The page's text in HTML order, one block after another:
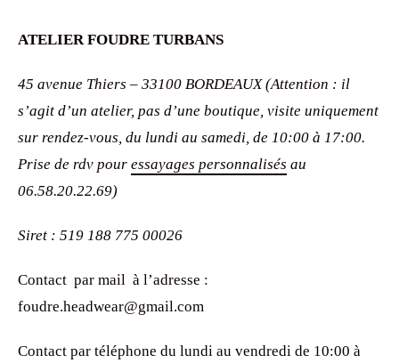
ATELIER FOUDRE TURBANS
45 avenue Thiers – 33100 BORDEAUX (Attention : il
s’agit d’un atelier, pas d’une boutique, visite uniquement
sur rendez-vous, du lundi au samedi, de 10:00 à 17:00.
Prise de rdv pour essayages personnalisés au
06.58.20.22.69)
Siret : 519 188 775 00026
Contact par mail à l’adresse :
foudre.headwear@gmail.com
Contact par téléphone du lundi au vendredi de 10:00 à